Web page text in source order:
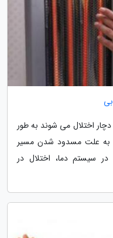
اختلال می شوند به طور
به علت مسدود شدن مسیر
دما، اختلال در